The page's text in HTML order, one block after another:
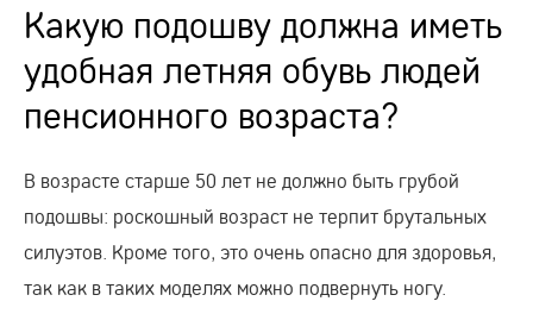
Какую подошву должна иметь
удобная летняя обувь людей
пенсионного возраста?
В возрасте старше 50 лет не должно быть грубой
подошвы: роскошный возраст не терпит брутальных
силуэтов. Кроме того, это очень опасно для здоровья,
так как в таких моделях можно подвернуть ногу.